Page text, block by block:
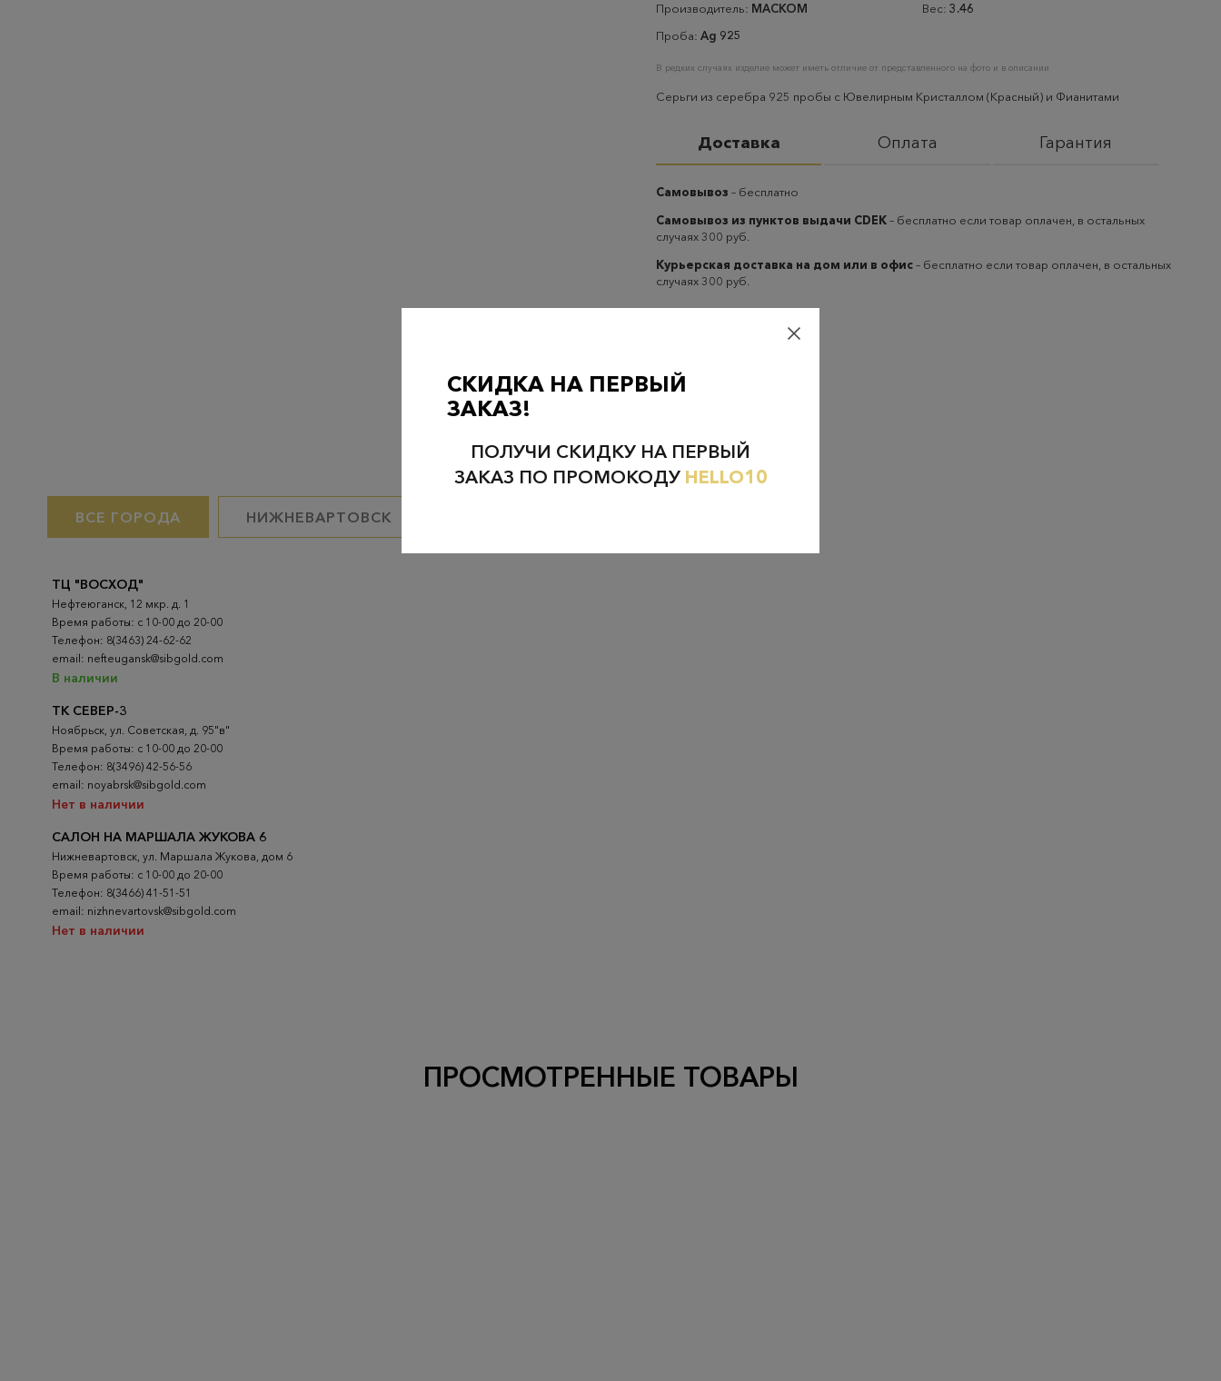
Производитель: МАСКОМ
Проба: Ag 925
Вес: 3.46
В редких случаях изделие может иметь отличие от представленного на фото и в описании
Серьги из серебра 925 пробы с Ювелирным Кристаллом (Красный) и Фианитами
Доставка Оплата Гарантия
Самовывоз – бесплатно
Самовывоз из пунктов выдачи CDEK– бесплатно если товар оплачен, в остальных
случаях 300 руб.
Курьерская доставка на дом или в офис– бесплатно если товар оплачен, в остальных
случаях 300 руб.
Проверьте наличие в магазинах
ВСЕ ГОРОДА НИЖНЕВАРТОВСК
ТК СЕВЕР-3
Ноябрьск, ул. Советская, д. 95"в"
Время работы: с 10-00 до 20-00
Телефон: 8(3496) 42-56-56
email: noyabrsk@sibgold.com
Нет в наличии
ТЦ "ВОСХОД"
Нефтеюганск, 12 мкр. д. 1
Время работы: с 10-00 до 20-00
Телефон: 8(3463) 24-62-62
email: nefteugansk@sibgold.com
В наличии
САЛОН НА МАРШАЛА ЖУКОВА 6
Нижневартовск, ул. Маршала Жукова, дом 6
Время работы: с 10-00 до 20-00
Телефон: 8(3466) 41-51-51
email: nizhnevartovsk@sibgold.com
Нет в наличии
ПРОСМОТРЕННЫЕ ТОВАРЫ
СКИДКА НА ПЕРВЫЙ
ЗАКАЗ!
ПОЛУЧИ СКИДКУ НА ПЕРВЫЙ
ЗАКАЗ ПО ПРОМОКОДУ HELLO10